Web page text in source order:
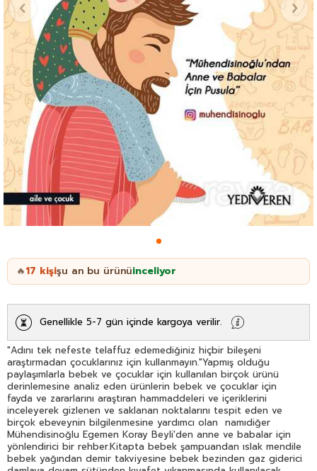
🔥17 kişişu an bu ürünüinceliyor
Genellikle 5-7 gün içinde kargoya verilir.
"Adını tek nefeste telaffuz edemediğiniz hiçbir bileşeni
araştırmadan çocuklarınız için kullanmayın."Yapmış olduğu
paylaşımlarla bebek ve çocuklar için kullanılan birçok ürünü
derinlemesine analiz eden ürünlerin bebek ve çocuklar için
fayda ve zararlarını araştıran hammaddeleri ve içeriklerini
inceleyerek gizlenen ve saklanan noktalarını tespit eden ve
birçok ebeveynin bilgilenmesine yardımcı olan namıdiğer
Mühendisinoğlu Egemen Koray Beyli'den anne ve babalar için
yönlendirici bir rehber.Kitapta bebek şampuandan ıslak mendile
bebek yağından demir takviyesine bebek bezinden gaz giderici